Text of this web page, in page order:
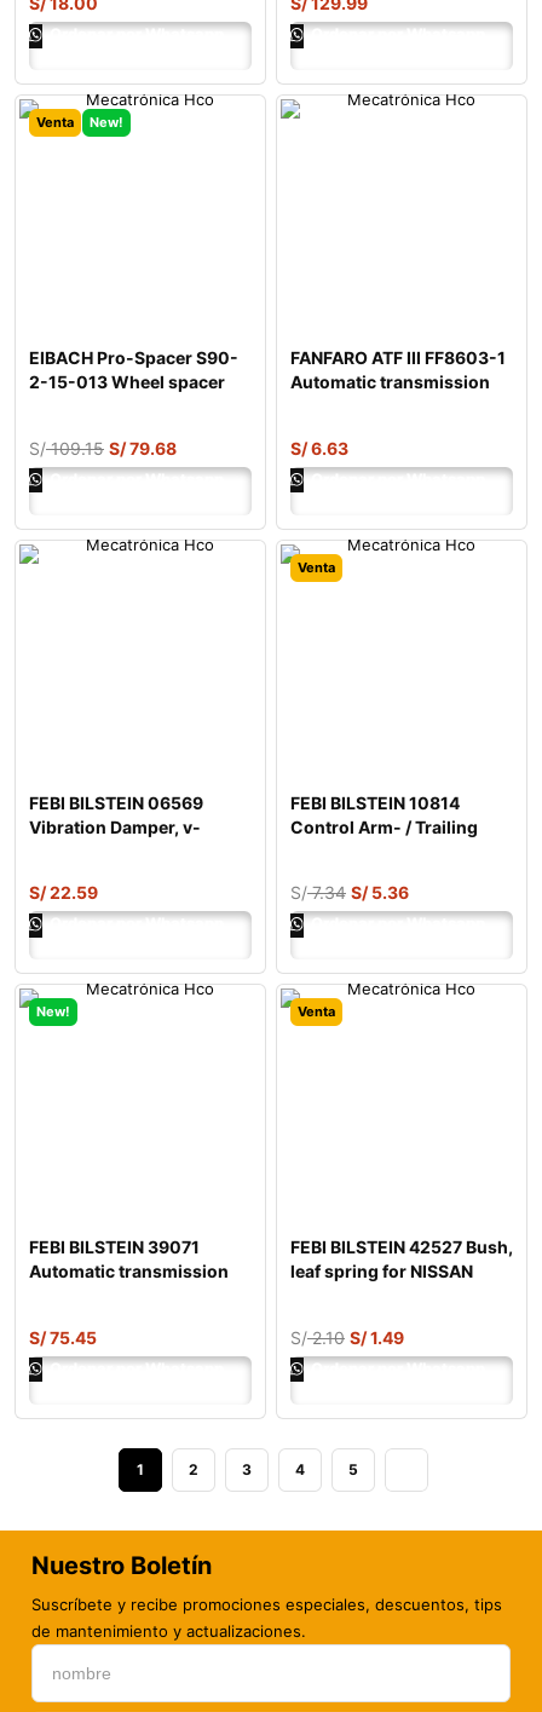
Ordenar por Whatsapp Ordenar por Whatsapp
Venta New!
EIBACH Pro-Spacer S90-
2-15-013 Wheel spacer
S/109.15 S/79.68
Ordenar por Whatsapp
FANFARO ATF III FF8603-1
Automatic transmission
S/6.63
Ordenar por Whatsapp
FEBI BILSTEIN 06569
Vibration Damper, v-
S/22.59
Ordenar por Whatsapp
Venta
FEBI BILSTEIN 10814
Control Arm- / Trailing
S/7.34 S/5.36
Ordenar por Whatsapp
New!
FEBI BILSTEIN 39071
Automatic transmission
S/75.45
Ordenar por Whatsapp
Venta
FEBI BILSTEIN 42527 Bush,
leaf spring for NISSAN
S/2.10 S/1.49
Ordenar por Whatsapp
1 2 3 4 5
Nuestro Boletín
Suscríbete y recibe promociones especiales, descuentos, tips
de mantenimiento y actualizaciones.